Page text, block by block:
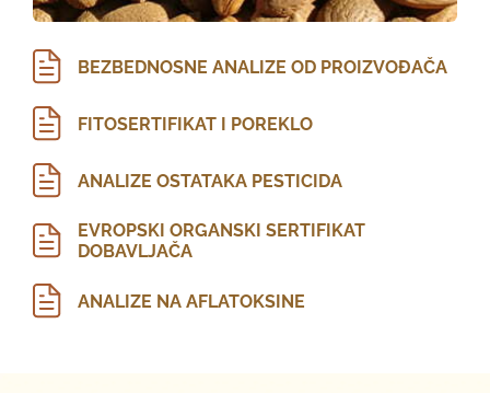
BEZBEDNOSNE ANALIZE OD PROIZVOĐAČA
FITOSERTIFIKAT I POREKLO
ANALIZE OSTATAKA PESTICIDA
EVROPSKI ORGANSKI SERTIFIKAT
DOBAVLJAČA
ANALIZE NA AFLATOKSINE